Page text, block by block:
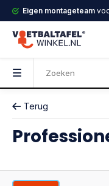
Eigen montageteam
Terug